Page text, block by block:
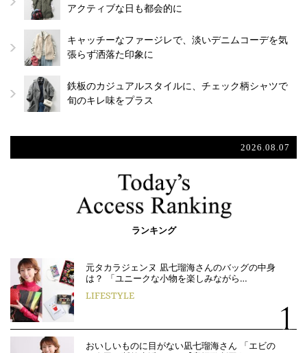
アクティブな日も都会的に
キャッチーなファージレで、淡いデニムコーデを気
張らず洒落た印象に
鉄板のカジュアルスタイルに、チェック柄シャツで
旬のキレ味をプラス
2026.08.07
ランキング
元タカラジェンヌ 凪七瑠海さんのバッグの中身
は？ 「ユニークな小物を楽しみながら…
LIFESTYLE
おいしいものに目がない凪七瑠海さん 「エビの